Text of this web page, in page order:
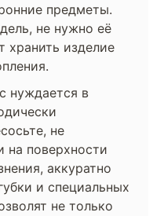
предметы.
не нужно её
хранить изделие
нуждается в
не
на поверхности
аккуратно
и специальных
не только